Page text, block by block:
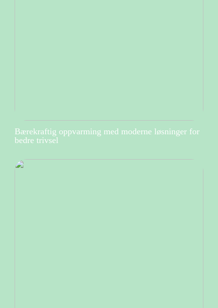
Bærekraftig oppvarming med moderne løsninger for
bedre trivsel